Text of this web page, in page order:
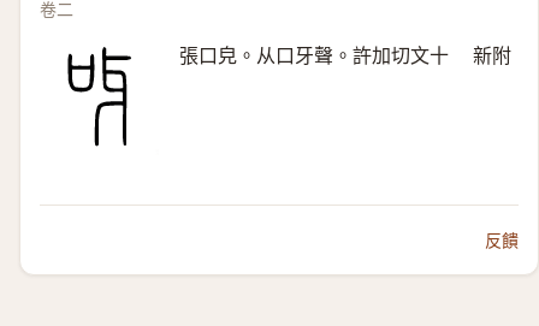
卷二
張口皃。从口牙聲。許加切文十 新附
反饋